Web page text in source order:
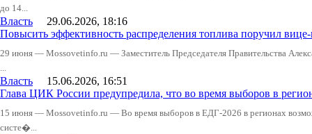
до 14...
Власть 29.06.2026, 18:16
Повысить эффективность распределения топлива поручил
29 июня — Mossovetinfo.ru — Заместитель Председателя Правительства
...
Власть 15.06.2026, 16:51
Глава ЦИК России предупредила, что во время выборов в
15 июня — Mossovetinfo.ru — Во время выборов в ЕДГ-2026 в регионах
систе�...